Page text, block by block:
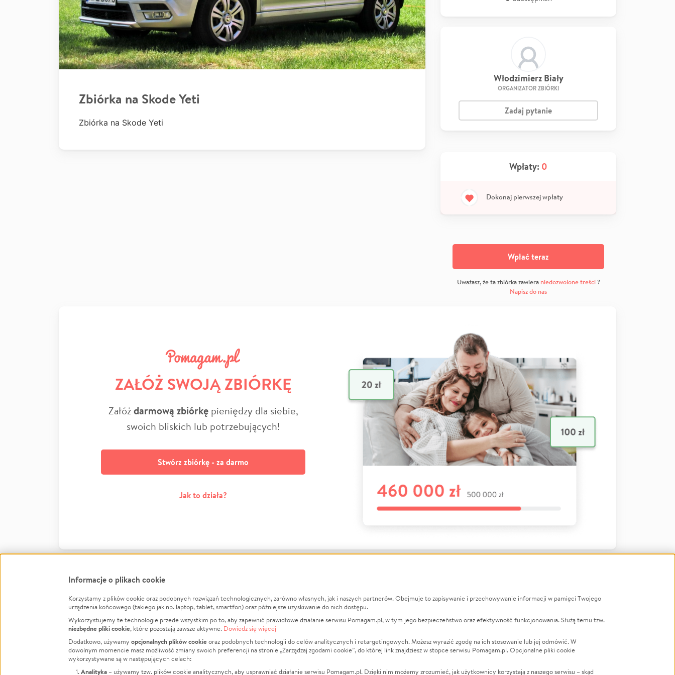
Zbiórka na Skode Yeti
Zbiórka na Skode Yeti
Włodzimierz Biały
ORGANIZATOR ZBIÓRKI
Zadaj pytanie
Wpłaty: 0
Dokonaj pierwszej wpłaty
Wpłać teraz
Uważasz, że ta zbiórka zawiera niedozwolone treści?
Napisz do nas
ZAŁÓŻ SWOJĄ ZBIÓRKĘ
Załóżdarmową zbiórkępieniędzy dla siebie,
swoich bliskich lub potrzebujących!
Stwórz zbiórkę - za darmo
Jak to działa?
FacebookTwitter Instagram
LinkedInTikTok Youtube
Informacje
Jak to działa?
Regulamin
Polityka Prywatności
O nas
Opinie
Raporty
Za darmo
Zbieraj na
Leczenie
Zwierzęta
Pożar
LGBTQ+
Powódź
Wichura
Informacje o plikach cookie
Korzystamy z plików cookie oraz podobnych rozwiązań technologicznych, zarówno własnych, jak i naszych partnerów. Obejmuje to zapisywanie i przechowywanie informacji w pamięci Twojego
urządzenia końcowego (takiego jak np. laptop, tablet, smartfon) oraz późniejsze uzyskiwanie do nich dostępu.
Wykorzystujemy te technologie przede wszystkim po to, aby zapewnić prawidłowe działanie serwisu Pomagam.pl, w tym jego bezpieczeństwo oraz efektywność funkcjonowania. Służą temu tzw.
niezbędne pliki cookie, które pozostają zawsze aktywne. Dowiedz się więcej
Dodatkowo, używamy opcjonalnych plików cookieoraz podobnych technologii do celów analitycznych i retargetingowych. Możesz wyrazić zgodę na ich stosowanie lub jej odmówić. W
dowolnym momencie masz możliwość zmiany swoich preferencji na stronie „Zarządzaj zgodami cookie”, do której link znajdziesz w stopce serwisu Pomagam.pl. Opcjonalne pliki cookie
wykorzystywane są w następujących celach:
Analityka – używamy tzw. plików cookie analitycznych, aby usprawniać działanie serwisu Pomagam.pl. Dzięki nim możemy zrozumieć, jak użytkownicy korzystają z naszego serwisu – skąd